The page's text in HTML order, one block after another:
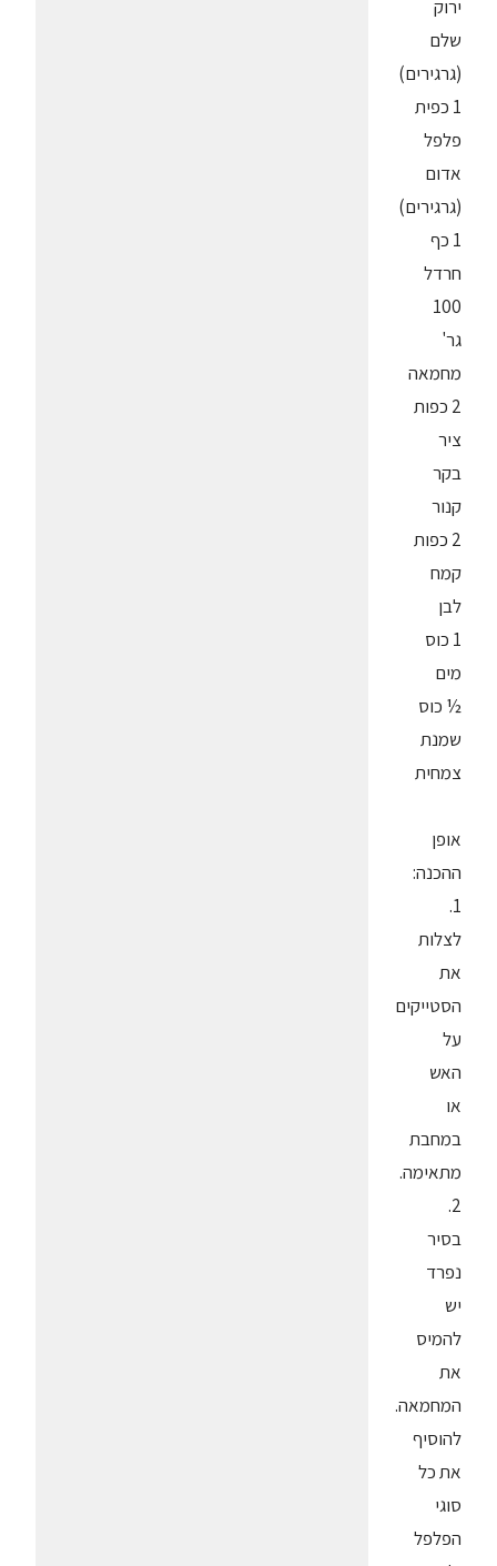
ירוק
שלם
(גרגירים)
1 כפית
פלפל
אדום
(גרגירים)
1 כף
חרדל
100
גר'
מחמאה
2 כפות
ציר
בקר
קנור
2 כפות
קמח
לבן
1 כוס
מים
½ כוס
שמנת
צמחית
אופן
ההכנה:
1.
לצלות
את
הסטייקים
על
האש
או
במחבת
מתאימה.
2.
בסיר
נפרד
יש
להמיס
את
המחמאה.
להוסיף
את כל
סוגי
הפלפל